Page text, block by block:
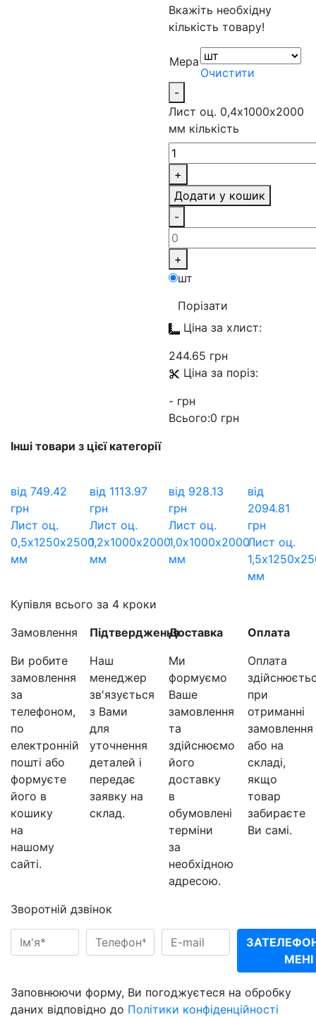
Вкажіть необхідну
кількість товару!
Мера
Очистити
-
Лист оц. 0,4х1000х2000
мм кількість
+
Додати у кошик
-
+
шт
Порізати
Ціна за хлист:
244.65 грн
Ціна за поріз:
- грн
Всього:0 грн
Інші товари з цієї категорії
від 749.42
грн
Лист оц.
0,5х1250х2500
мм
від 1113.97
грн
Лист оц.
1,2х1000х2000
мм
від 928.13
грн
Лист оц.
1,0х1000х2000
мм
від
2094.81
грн
Лист оц.
мм
Купівля всього за 4 кроки
Замовлення
Ви робите
замовлення
за
телефоном,
по
електронній
пошті або
формуєте
його в
кошику
на
нашому
сайті.
Підтвердження
Наш
менеджер
зв'язується
з Вами
для
уточнення
деталей і
передає
заявку на
склад.
Доставка
Ми
формуємо
Ваше
замовлення
та
здійснюємо
його
доставку
в
обумовлені
терміни
за
необхідною
адресою.
Оплата
Оплата
при
отриманні
замовлення
або на
складі,
якщо
товар
забираєте
Ви самі.
Зворотній дзвінок
МЕНІ
Заповнюючи форму, Ви погоджуєтеся на обробку
даних відповідно до Політики конфіденційності